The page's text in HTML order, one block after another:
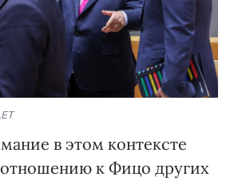
в этом контексте
отношению к Фицо других